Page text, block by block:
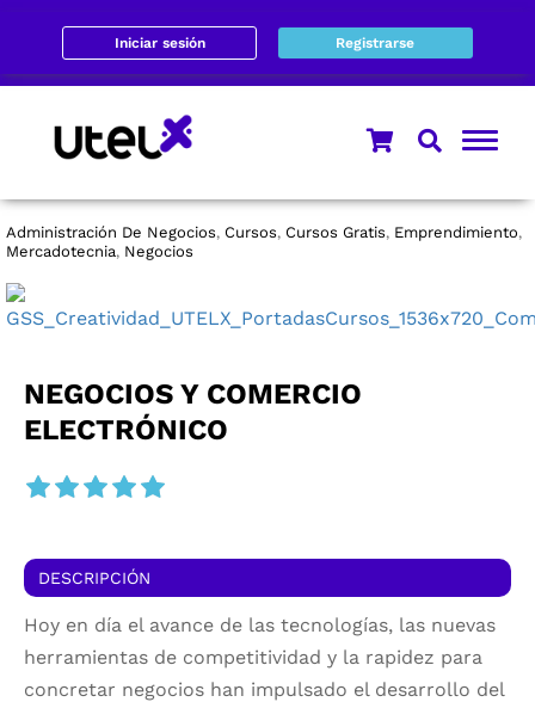
Iniciar sesión Registrarse
Administración De Negocios, Cursos, Cursos Gratis, Emprendimiento,
Mercadotecnia, Negocios
NEGOCIOS Y COMERCIO
ELECTRÓNICO
DESCRIPCIÓN
Hoy en día el avance de las tecnologías, las nuevas
herramientas de competitividad y la rapidez para
concretar negocios han impulsado el desarrollo del